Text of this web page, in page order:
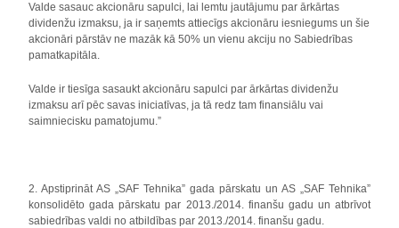
Valde sasauc akcionāru sapulci, lai lemtu jautājumu par ārkārtas
dividenžu izmaksu, ja ir saņemts attiecīgs akcionāru iesniegums un šie
akcionāri pārstāv ne mazāk kā 50% un vienu akciju no Sabiedrības
pamatkapitāla.
Valde ir tiesīga sasaukt akcionāru sapulci par ārkārtas dividenžu
izmaksu arī pēc savas iniciatīvas, ja tā redz tam finansiālu vai
saimniecisku pamatojumu.”
2. Apstiprināt AS „SAF Tehnika” gada pārskatu un AS „SAF Tehnika”
konsolidēto gada pārskatu par 2013./2014. finanšu gadu un atbrīvot
sabiedrības valdi no atbildības par 2013./2014. finanšu gadu.